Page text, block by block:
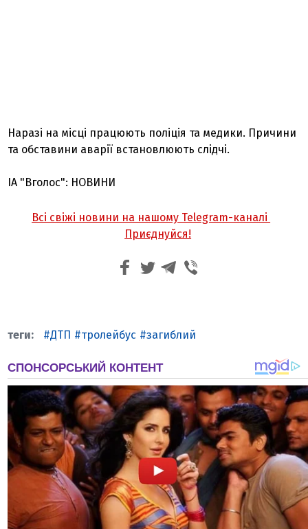
Наразі на місці працюють поліція та медики. Причини
та обставини аварії встановлюють слідчі.
ІА "Вголос": НОВИНИ
Всі свіжі новини на нашому Telegram-каналі
Приєднуйся!
ДТП тролейбус загиблий